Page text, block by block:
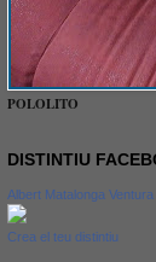
POLOLITO
DISTINTIU
Albert Matalonga Ventura
Crea el teu distintiu